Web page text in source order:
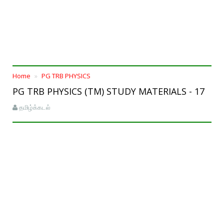
Home PG TRB PHYSICS
PG TRB PHYSICS (TM) STUDY MATERIALS - 17
தமிழ்க்கடல்